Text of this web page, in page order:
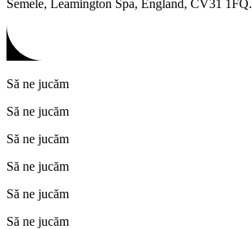
Semele, Leamington Spa, England, CV31 1FQ.
Să ne jucăm
Să ne jucăm
Să ne jucăm
Să ne jucăm
Să ne jucăm
Să ne jucăm